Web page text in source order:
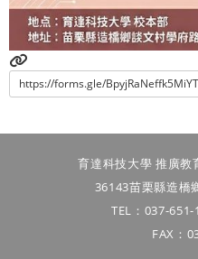
https://forms.gle/
育達科技大學 推廣
36143苗栗縣造橋
TEL：037-
FAX：